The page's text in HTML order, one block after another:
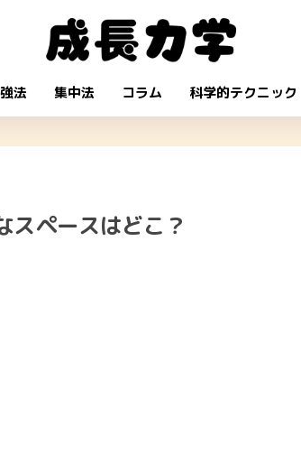
法 集中法 コラム 科学的テクニック
スペースはどこ？